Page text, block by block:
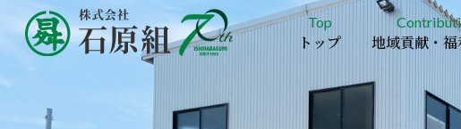
Top
トップ 地域貢献・